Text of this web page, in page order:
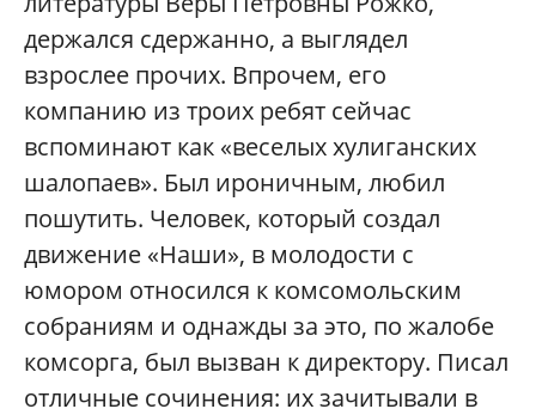
держался сдержанно, а выглядел
взрослее прочих. Впрочем, его
компанию из троих ребят сейчас
вспоминают как «веселых хулиганских
шалопаев». Был ироничным, любил
пошутить. Человек, который создал
движение «Наши», в молодости с
юмором относился к комсомольским
собраниям и однажды за это, по жалобе
комсорга, был вызван к директору. Писал
отличные сочинения: их зачитывали в